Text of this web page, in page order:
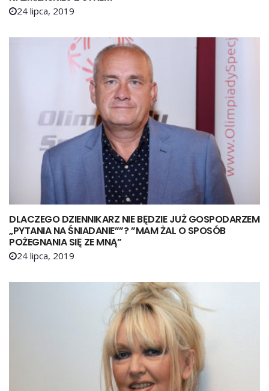
24 lipca, 2019
DLACZEGO DZIENNIKARZ NIE BĘDZIE JUŻ GOSPODARZEM
„PYTANIA NA ŚNIADANIE””? ”MAM ŻAL O SPOSÓB
POŻEGNANIA SIĘ ZE MNĄ”
24 lipca, 2019